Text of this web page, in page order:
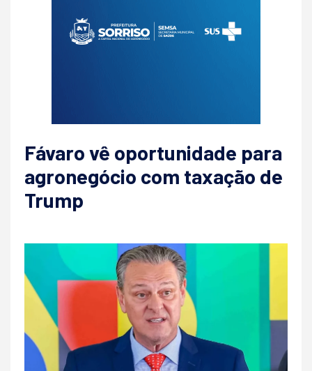
Fávaro vê oportunidade para
agronegócio com taxação de
Trump